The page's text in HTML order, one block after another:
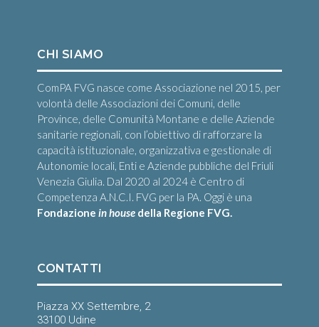
CHI SIAMO
ComPA FVG nasce come Associazione nel 2015, per
volontà delle Associazioni dei Comuni, delle
Province, delle Comunità Montane e delle Aziende
sanitarie regionali, con l’obiettivo di rafforzare la
capacità istituzionale, organizzativa e gestionale di
Autonomie locali, Enti e Aziende pubbliche del Friuli
Venezia Giulia. Dal 2020 al 2024 è Centro di
Competenza A.N.C.I. FVG per la PA. Oggi è una
Fondazionein house della Regione FVG.
CONTATTI
Piazza XX Settembre, 2
33100 Udine